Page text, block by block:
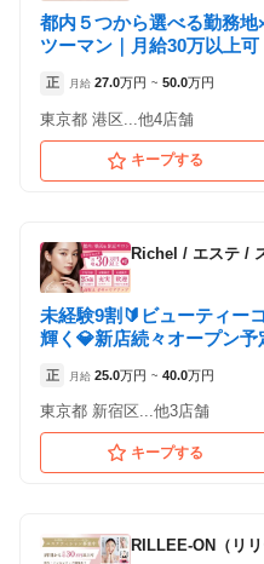
都内５つから選べる勤務
ツーマン｜月給30万以上可
正 月給 27.0万円 ~ 50.0万円
東京都 港区...他4店舗
キープする
Richel / エステ /
未経験9割🔰ビューティー
輝く💎新店続々オープン予
正 月給 25.0万円 ~ 40.0万円
東京都 新宿区...他3店舗
キープする
RILLEE-ON（リリ